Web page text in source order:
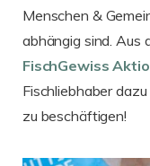
Menschen &
abhängig sind. Aus
FischGewiss
Fischliebhaber
zu beschäftigen!